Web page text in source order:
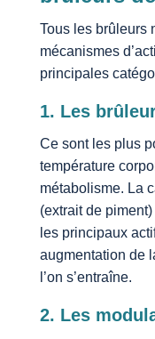
Tous les brûleurs
mécanismes
principales
1. Les
Ce sont les plus
température
métabolisme. La
(extrait de
les principaux
augmentation de
l’on s’entraîne.
2. Les